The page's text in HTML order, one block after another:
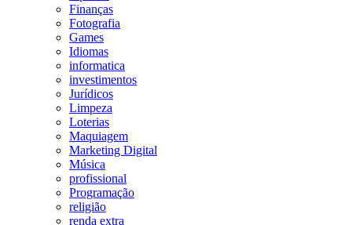
Finanças
Fotografia
Games
Idiomas
informatica
investimentos
Jurídicos
Limpeza
Loterias
Maquiagem
Marketing Digital
Música
profissional
Programação
religião
renda extra